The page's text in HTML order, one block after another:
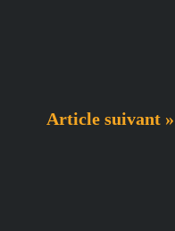
Article suivant »